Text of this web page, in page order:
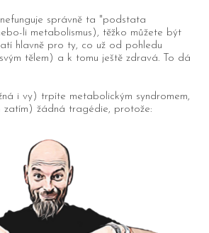
správně ta "podstata
li metabolismus), těžko můžete být
hlavně pro ty, co už od pohledu
tělem) a k tomu ještě zdravá. To dá
i vy) trpíte metabolickým syndromem,
zatím) žádná tragédie, protože: